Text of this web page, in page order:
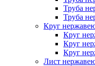
Труба
Труба
Круг
Круг
Круг
Круг
Лист